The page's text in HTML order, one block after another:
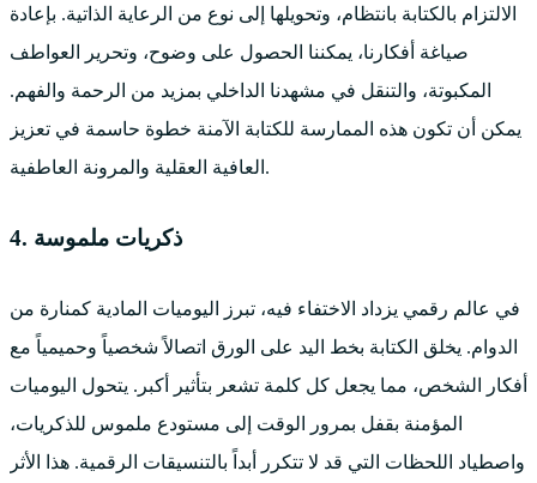
الالتزام بالكتابة بانتظام، وتحويلها إلى نوع من الرعاية الذاتية. بإعادة
صياغة أفكارنا، يمكننا الحصول على وضوح، وتحرير العواطف
المكبوتة، والتنقل في مشهدنا الداخلي بمزيد من الرحمة والفهم.
يمكن أن تكون هذه الممارسة للكتابة الآمنة خطوة حاسمة في تعزيز
العافية العقلية والمرونة العاطفية.
4. ذكريات ملموسة
في عالم رقمي يزداد الاختفاء فيه، تبرز اليوميات المادية كمنارة من
الدوام. يخلق الكتابة بخط اليد على الورق اتصالاً شخصياً وحميمياً مع
أفكار الشخص، مما يجعل كل كلمة تشعر بتأثير أكبر. يتحول اليوميات
المؤمنة بقفل بمرور الوقت إلى مستودع ملموس للذكريات،
واصطياد اللحظات التي قد لا تتكرر أبداً بالتنسيقات الرقمية. هذا الأثر